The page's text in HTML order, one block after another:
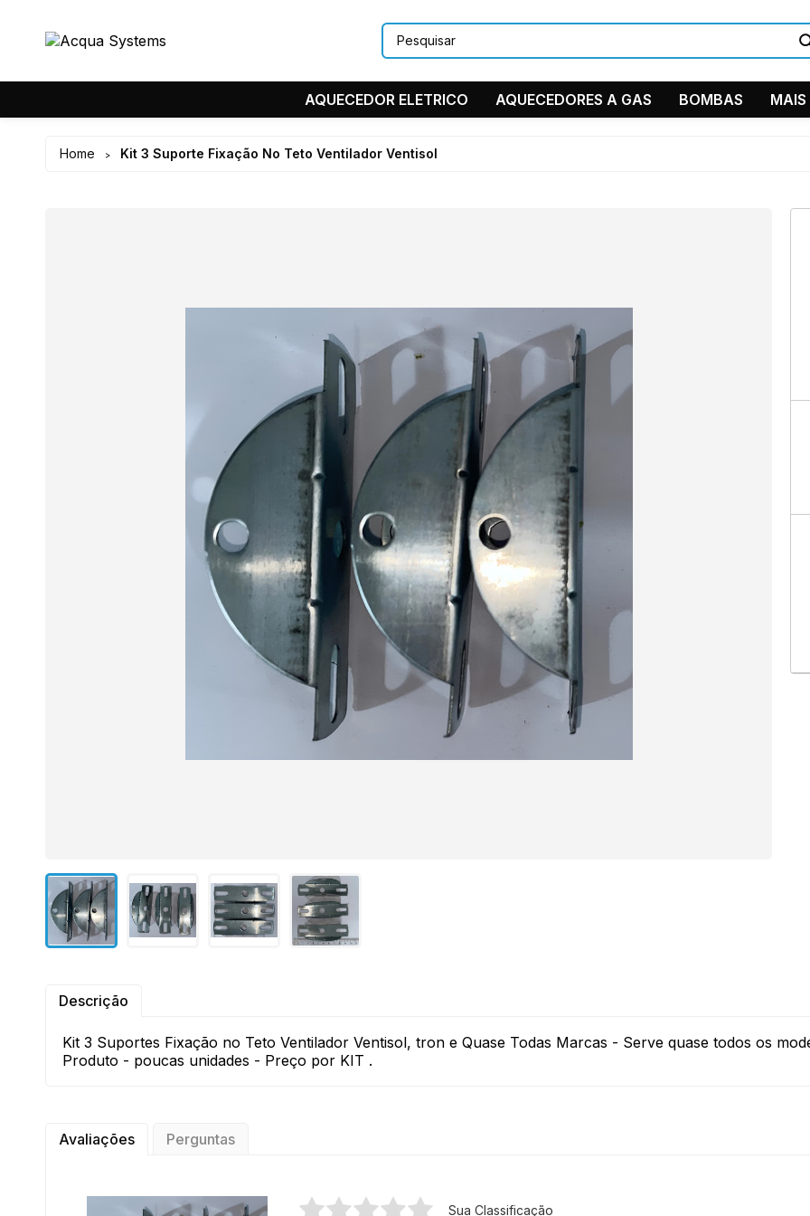
11
11
AQUECEDOR ELETRICO AQUECEDORES A GAS BOMBAS MAIS
Ventilador
Home > Kit 3 Suporte Fixação No Teto Ventilador Ventisol
Descrição
Kit 3 Suportes Fixação no Teto Ventilador Ventisol, tron e Quase Todas Marcas - Serve quase todos os
Produto - poucas unidades - Preço por KIT .
Avaliações Perguntas
Sua Classificação